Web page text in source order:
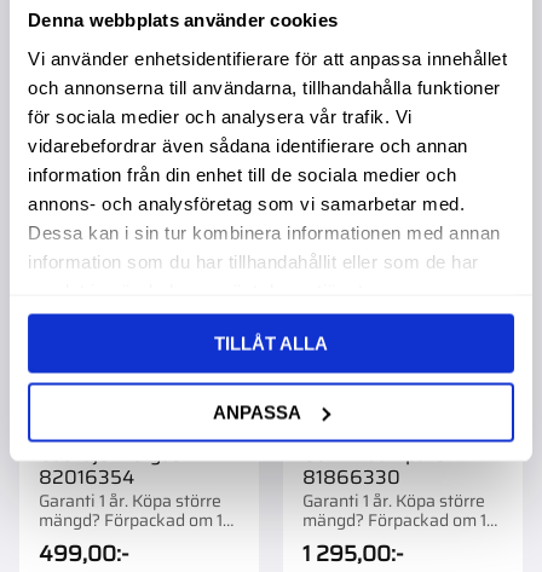
Denna webbplats använder cookies
Vi använder enhetsidentifierare för att anpassa innehållet
och annonserna till användarna, tillhandahålla funktioner
för sociala medier och analysera vår trafik. Vi
vidarebefordrar även sådana identifierare och annan
information från din enhet till de sociala medier och
annons- och analysföretag som vi samarbetar med.
Dessa kan i sin tur kombinera informationen med annan
information som du har tillhandahållit eller som de har
TILLÅT ALLA
ANPASSA
Gasvajer Fotgas Nh
82016354
Garanti 1 år. Köpa större
mängd? Förpackad om 1
st.
499,00:-
Lägg till i favoriter
Gummidämpare Nh
81866330
Garanti 1 år. Köpa större
mängd? Förpackad om 1
st.
1 295,00:-